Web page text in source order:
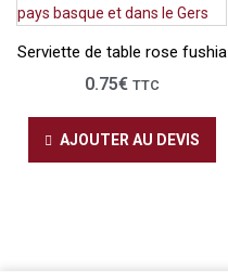
Serviette de table rose fushia
0.75€ TTC
AJOUTER AU DEVIS